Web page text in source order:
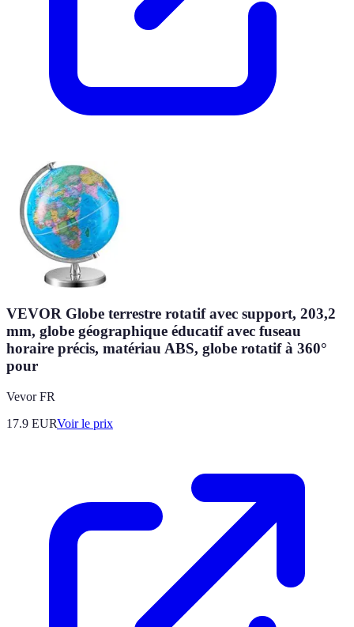
VEVOR Globe terrestre rotatif avec support, 203,2
mm, globe géographique éducatif avec fuseau
horaire précis, matériau ABS, globe rotatif à 360°
pour
Vevor FR
17.9 EURVoir le prix